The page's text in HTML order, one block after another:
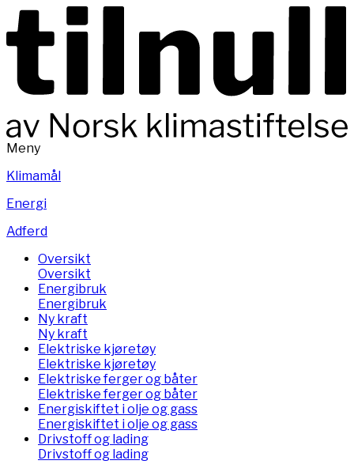
Meny
Klimamål
Energi
Adferd
Oversikt
Oversikt
Energibruk
Energibruk
Ny kraft
Ny kraft
Elektriske kjøretøy
Elektriske kjøretøy
Elektriske ferger og båter
Elektriske ferger og båter
Energiskiftet i olje og gass
Energiskiftet i olje og gass
Drivstoff og lading
Drivstoff og lading